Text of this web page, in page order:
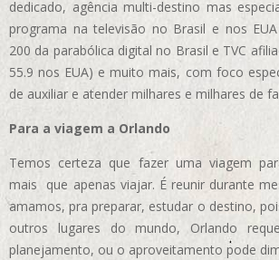
dedicado, agência multi-destino mas
programa na televisão no Brasil e nos EUA
200 da parabólica digital no Brasil e TVC
55.9 nos EUA) e muito mais, com foco
de auxiliar e atender milhares e milhares de
Para a viagem a Orlando
Temos certeza que fazer uma viagem
mais que apenas viajar. É reunir durante
amamos, pra preparar, estudar o destino,
outros lugares do mundo, Orlando
planejamento, ou o aproveitamento pode